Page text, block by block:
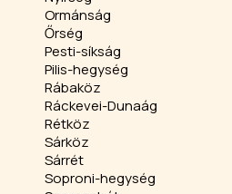
Ormánság
Őrség
Pesti-síkság
Pilis-hegység
Rábaköz
Ráckevei-Dunaág
Rétköz
Sárköz
Sárrét
Soproni-hegység